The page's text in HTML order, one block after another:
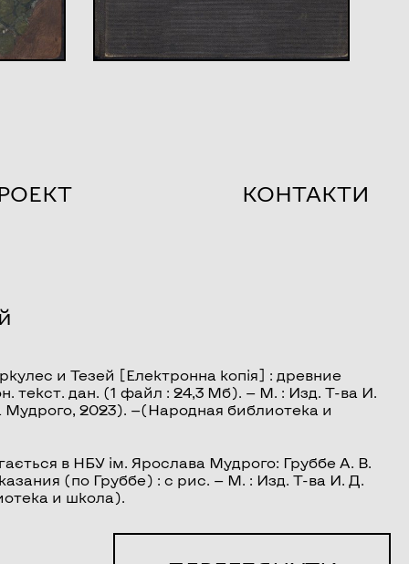
КОНТАКТИ
и Тезей [Електронна копія] : древние
текст. дан. (1 файл : 24,3 Мб). — М. : Изд. Т-ва И.
2023). —(Народная библиотека и
в НБУ ім. Ярослава Мудрого: Груббе А. В.
(по Груббе) : с рис. — М. : Изд. Т-ва И. Д.
и школа).